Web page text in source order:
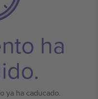
ha
ya ha caducado.